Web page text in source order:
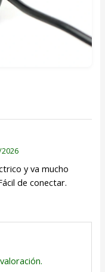
y va mucho
de conectar.